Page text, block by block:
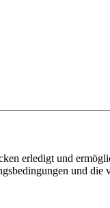
erledigt und
und